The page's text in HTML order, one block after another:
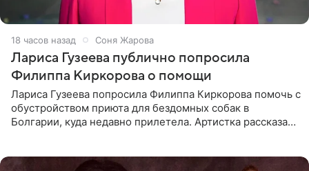
18 часов назад Соня Жарова
Лариса Гузеева публично попросила
Филиппа Киркорова о помощи
Лариса Гузеева попросила Филиппа Киркорова помочь с
обустройством приюта для бездомных собак в
Болгарии, куда недавно прилетела. Артистка рассказала